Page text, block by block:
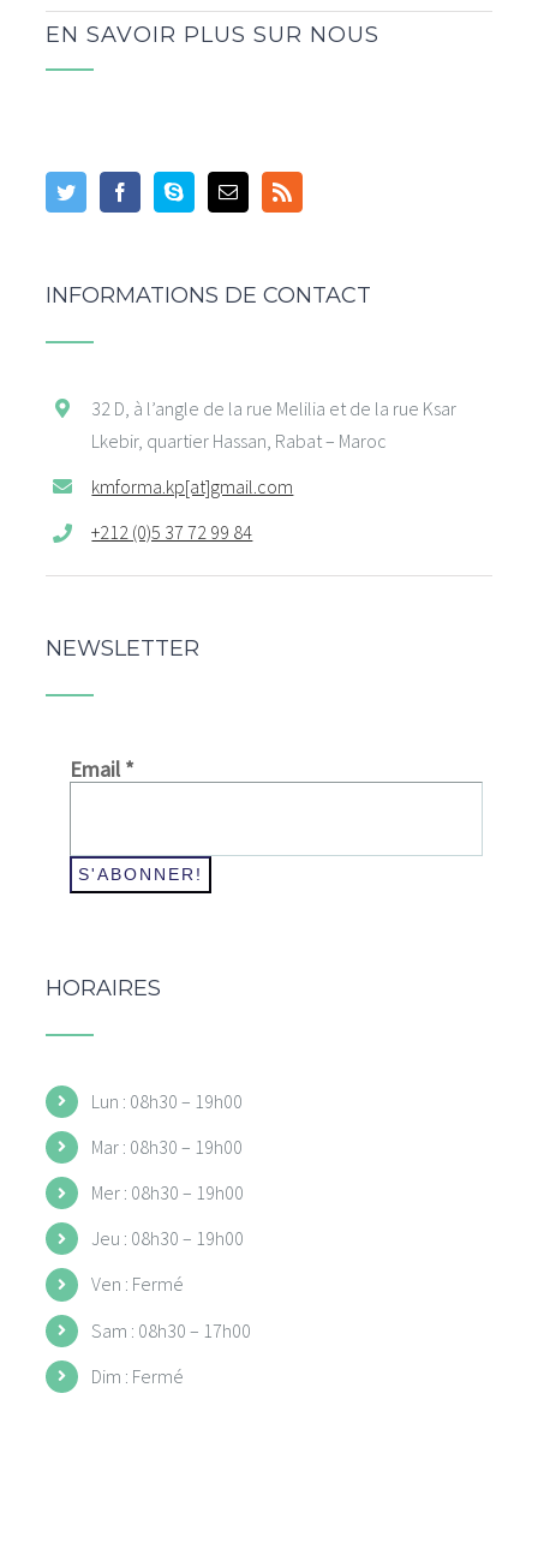
EN SAVOIR PLUS SUR NOUS
INFORMATIONS DE CONTACT
32 D, à l’angle de la rue Melilia et de la rue Ksar
Lkebir, quartier Hassan, Rabat – Maroc
kmforma.kp[at]gmail.com
+212 (0)5 37 72 99 84
NEWSLETTER
Email *
HORAIRES
Lun : 08h30 – 19h00
Mar : 08h30 – 19h00
Mer : 08h30 – 19h00
Jeu : 08h30 – 19h00
Ven : Fermé
Sam : 08h30 – 17h00
Dim : Fermé